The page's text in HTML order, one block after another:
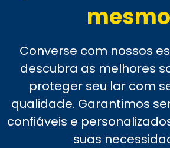
Converse com nossos
descubra as melhores
proteger seu lar com
qualidade. Garantimos
confiáveis e
suas